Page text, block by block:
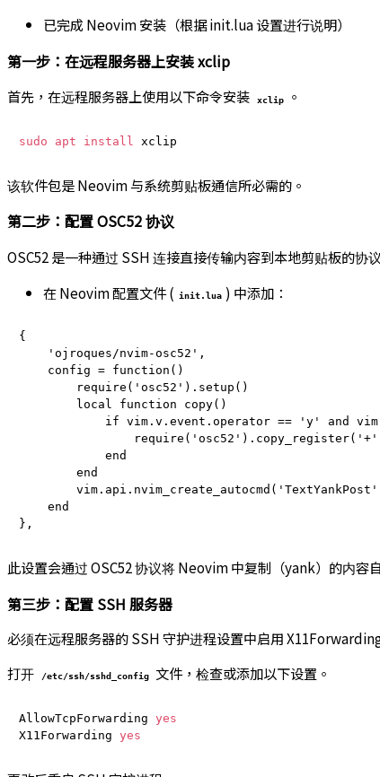
已完成 Neovim 安装（根据 init.lua 设置进行说明）
第一步：在远程服务器上安装 xclip
首先，在远程服务器上使用以下命令安装 xclip 。
sudo apt install
该软件包是 Neovim 与系统剪贴板通信所必需的。
第二步：配置 OSC52 协议
OSC52 是一种通过 SSH 连接直接传输内容到本地剪贴板的协
在 Neovim 配置文件 ( init.lua ) 中添加：
{
    'ojroques/nvim-osc52',
    config = function()
        require('osc52').setup()
        local function copy()
if vim.v.event.operator == 'y' and
            end
        end
    end
此设置会通过 OSC52 协议将 Neovim 中复制（yank）的内容
第三步：配置 SSH 服务器
必须在远程服务器的 SSH 守护进程设置中启用
打开
/etc/ssh/sshd_config 文件，检查或添加以下设置。
AllowTcpForwarding yes
X11Forwarding yes